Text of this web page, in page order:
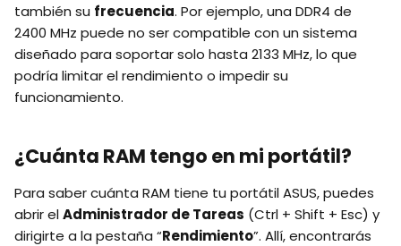
también su frecuencia. Por ejemplo, una DDR4 de
2400 MHz puede no ser compatible con un sistema
diseñado para soportar solo hasta 2133 MHz, lo que
podría limitar el rendimiento o impedir su
funcionamiento.
¿Cuánta RAM tengo en mi portátil?
Para saber cuánta RAM tiene tu portátil ASUS, puedes
abrir elAdministrador de Tareas (Ctrl + Shift + Esc) y
dirigirte a la pestaña “Rendimiento”. Allí, encontrarás